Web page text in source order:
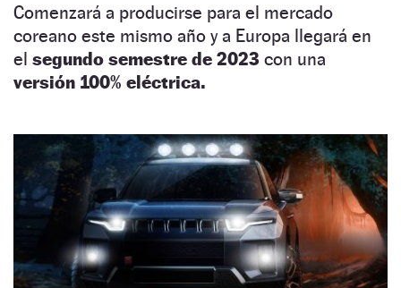
Comenzará a producirse para el mercado
coreano este mismo año y a Europa llegará en
el segundo semestre de 2023 con una
versión 100% eléctrica.